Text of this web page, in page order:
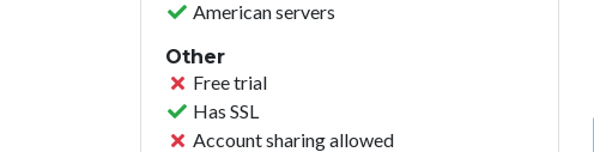
American servers
Other
Free trial
Has SSL
Account sharing allowed